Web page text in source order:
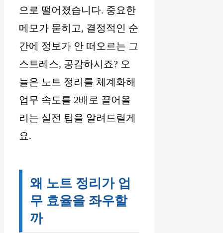
으로 떨어졌습니다. 중요한
메모가 묻히고, 결정적인 순
간에 정보가 안 떠오르는 그
스트레스, 공감하시죠? 오
늘은 노트 정리를 체계화해
업무 속도를 2배로 끌어올
리는 실전 팁을 알려드릴게
요.
왜 노트 정리가 업
무 효율을 좌우할
까